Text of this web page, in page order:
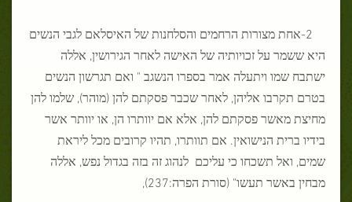
2-אחת מצורות הרחמים והסלחנות של האיסלאם לגבי הנשים
היא ששמר על זכויותיה של האישה לאחר הגירושין, אללה
ישתבח שמו ויתעלה אמר בספרו הנשגב " ואם תגרשון הנשים
בטרם תקרבו אליהן, לאחר שכבר פסקתם להן (מוהר), שלמו להן
מחיצת מאשר פסקתם להן, אלא אם יוותרו הן, או יוותר אשר
בידיו ברית הנישואין. אם תוותרו, תהיו קרובים מכל ליראת
שמים, ואל תשכחו כי עליכם לנהוג זה בזה בגדול נפש, אללה
מבחין באשר תעשו" (סורת הפרה:237),